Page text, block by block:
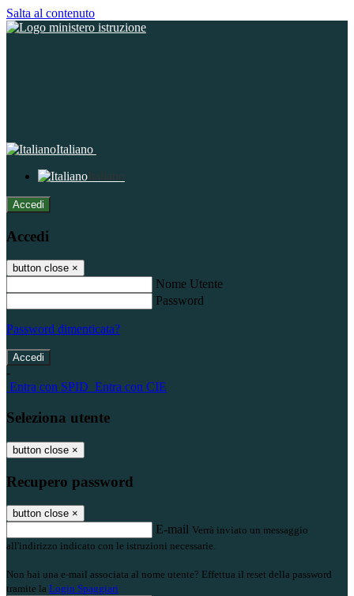
Salta al contenuto
Italiano
Italiano
Accedi
Accedi
button close ×
Nome Utente
Password
Password dimenticata?
-
Entra con SPID Entra con CIE
Seleziona utente
button close ×
Recupero password
button close ×
E-mail Verrà inviato un messaggio
all'indirizzo indicato con le istruzioni necessarie.
Non hai una e-mail associata al nome utente? Effettua il reset della password
tramite la Login Spaggiari